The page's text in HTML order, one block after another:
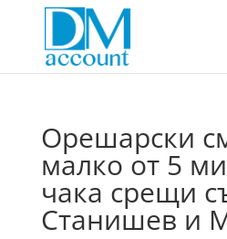
Орешарски
малко от 5
чака срещи
Станишев и